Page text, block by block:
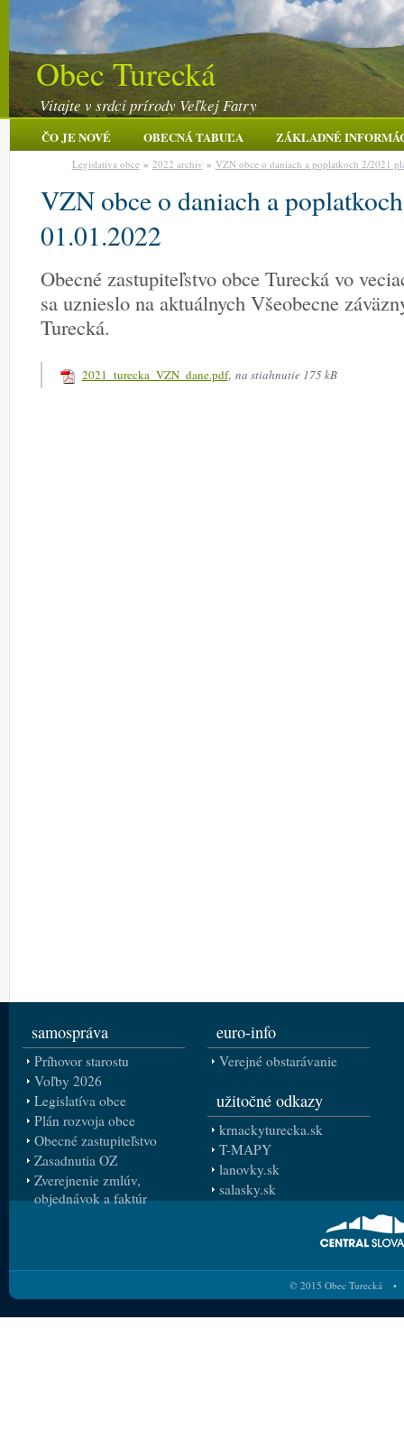
Obec Turecká
Vitajte v srdci prírody Veľkej Fatry
ČO JE NOVÉ OBECNÁ TABUĽA ZÁKLADNÉ
VZN obce o daniach a
01.01.2022
Legislatíva obce» 2022 archív » VZN obce o daniach a poplatkoch 2/2021
Obecné zastupiteľstvo obce Turecká vo
sa uznieslo na aktuálnych Všeobecne
Turecká.
2021_turecka_VZN_dane.pdf, na stiahnutie 175 kB
samospráva
Príhovor starostu
Voľby 2026
Legislatíva obce
Plán rozvoja obce
Obecné zastupiteľstvo
Zasadnutia OZ
Zverejnenie zmlúv,
objednávok a faktúr
euro-info
Verejné obstarávanie
užitočné odkazy
krnackyturecka.sk
T-MAPY
lanovky.sk
salasky.sk
© 2015 Obec Turecká